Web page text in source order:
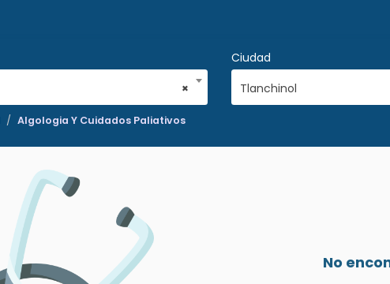
×
Ciudad
Tlanchinol
Algologia Y Cuidados Paliativos
No